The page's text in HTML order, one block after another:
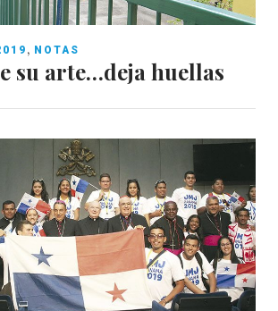
, NOTAS
su arte…deja huellas